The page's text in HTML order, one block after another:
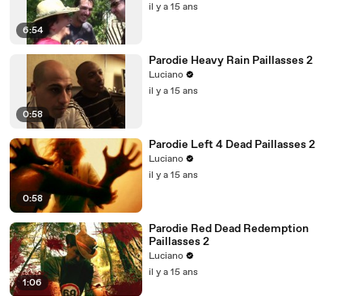
6:54
il y a 15 ans
0:58
Parodie Heavy Rain Paillasses 2
Luciano
il y a 15 ans
0:58
Parodie Left 4 Dead Paillasses 2
Luciano
il y a 15 ans
1:06
Parodie Red Dead Redemption
Paillasses 2
Luciano
il y a 15 ans